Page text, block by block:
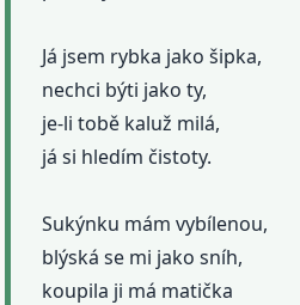
Já jsem rybka jako šipka,
nechci býti jako ty,
je-li tobě kaluž milá,
já si hledím čistoty.
Sukýnku mám vybílenou,
blýská se mi jako sníh,
koupila ji má matička